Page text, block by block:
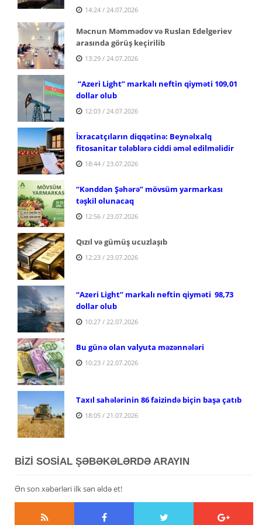
14:24 / 24.07.2026
Məcnun Məmmədov və Ruslan Edelgeriev
arasında görüş keçirilib
13:29 / 24.07.2026
“Azeri Light” markalı neftin qiyməti 109,01
dollar olub
12:03 / 24.07.2026
İxracatçıların diqqətinə: Beynəlxalq
fitosanitar tələblərə ciddi əməl edilməlidir
18:44 / 23.07.2026
“Kənddən Şəhərə” mövsüm yarmarkası
təşkil olunacaq
12:56 / 23.07.2026
Qızıl və gümüş ucuzlaşıb
12:23 / 23.07.2026
“Azeri Light” markalı neftin qiyməti 98,73
dollar olub
10:27 / 22.07.2026
Bu günə olan valyuta məzənnələri
10:23 / 22.07.2026
Taxıl sahələrinin 86 faizində biçin başa çatıb
18:05 / 21.07.2026
BİZİ SOSİAL ŞƏBƏKƏLƏRDƏ ARAYIN
Ən son xəbərləri ilk sən əldə et!